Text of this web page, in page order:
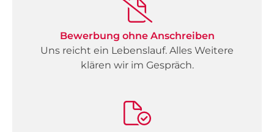
Bewerbung ohne Anschreiben
Uns reicht ein Lebenslauf. Alles Weitere
klären wir im Gespräch.